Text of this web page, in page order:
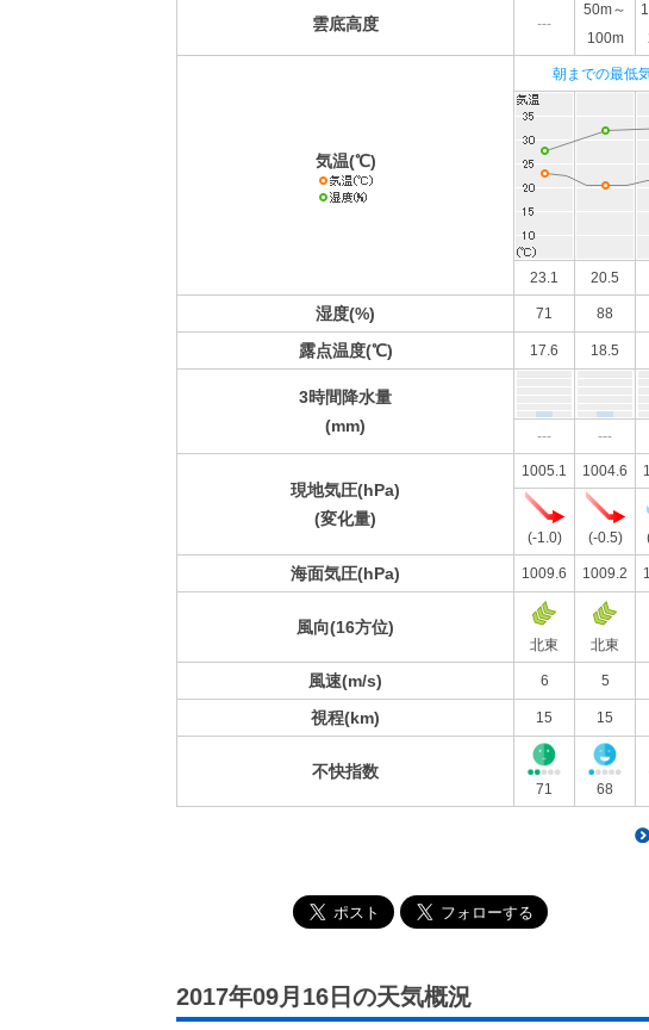
雲底高度 ---
50m～
100m
気温(℃)
朝までの最低
23.1 20.5
湿度(%) 71 88
露点温度(℃) 17.6 18.5
3時間降水量
(mm)
--- ---
現地気圧(hPa)
(変化量)
1005.1 1004.6
(-1.0) (-0.5)
海面気圧(hPa) 1009.6 1009.2
風向(16方位)
北東 北東
風速(m/s) 6 5
視程(km) 15 15
不快指数
71 68
2017年09月16日の天気概況